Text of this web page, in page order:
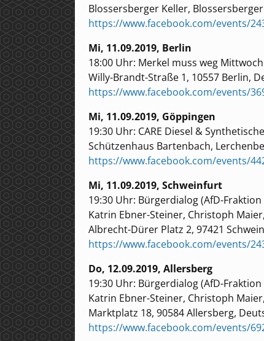
Blossersberger Keller,
https://www.facebook.com/events/
Mi, 11.09.2019, Berlin
18:00 Uhr: Merkel muss weg Mittwoch
Willy-Brandt-Straße 1, 10557 Berlin,
https://www.facebook.com/events/
Mi, 11.09.2019, Göppingen
19:30 Uhr: CARE Diesel &
Schützenhaus Bartenbach,
https://www.facebook.com/events/
Mi, 11.09.2019, Schweinfurt
19:30 Uhr: Bürgerdialog (AfD-Fraktion
Katrin Ebner-Steiner, Christoph
Albrecht-Dürer Platz 2, 97421
https://www.facebook.com/events/
Do, 12.09.2019, Allersberg
19:30 Uhr: Bürgerdialog (AfD-Fraktion
Katrin Ebner-Steiner, Christoph
Marktplatz 18, 90584 Allersberg,
https://www.facebook.com/events/